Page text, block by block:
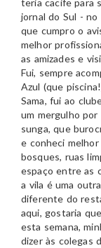
teria cacife para
jornal do Sul - no
que cumpro o
melhor
as amizades e
Fui, sempre
Azul (que
Sama, fui ao
um mergulho
sunga, que
e conheci melhor
bosques, ruas
espaço entre as
a vila é uma
diferente do
aqui, gostaria
esta semana,
dizer às colegas